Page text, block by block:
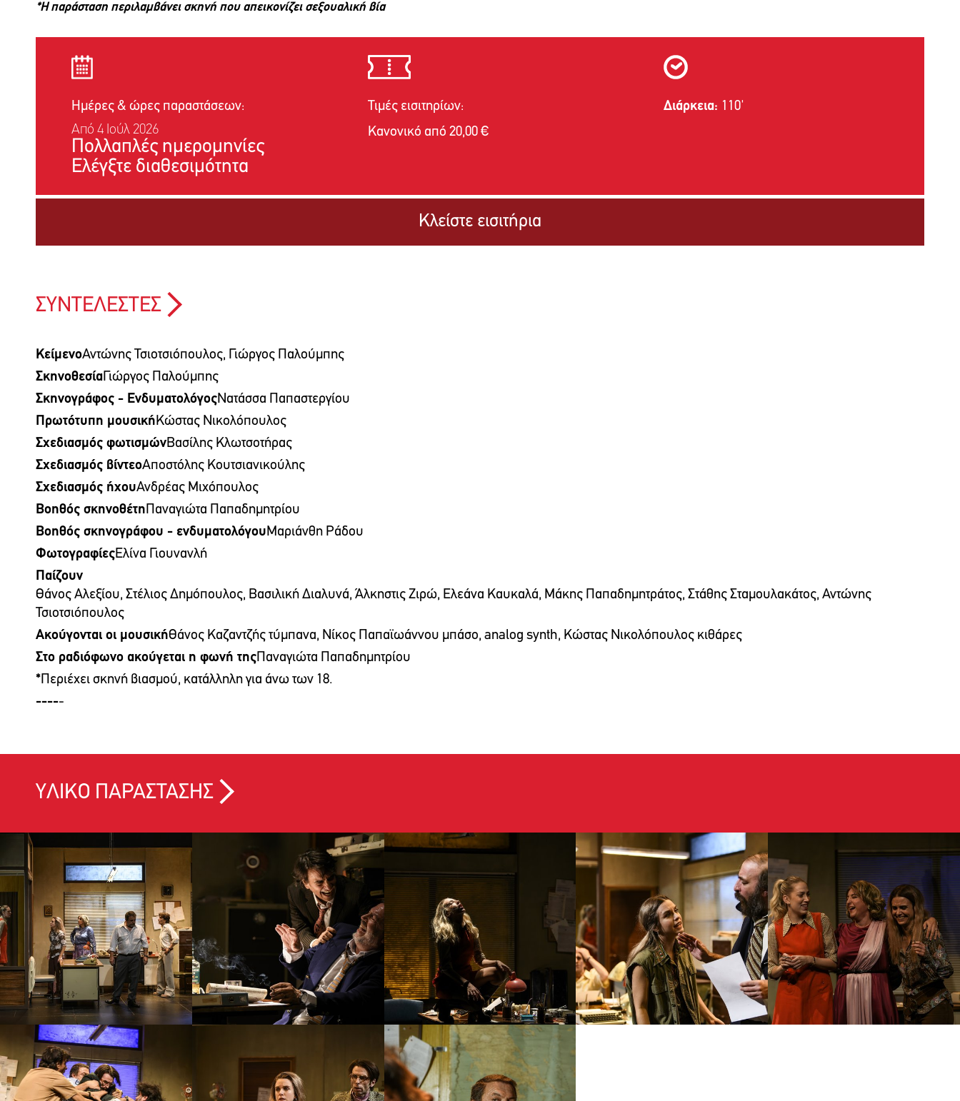
*Η παράσταση περιλαμβάνει σκηνή που απεικονίζει σεξουαλική βία
Ημέρες & ώρες παραστάσεων:
Από 4 Ιούλ 2026
Πολλαπλές ημερομηνίες
Ελέγξτε διαθεσιμότητα
Τιμές εισιτηρίων:
Κανονικό από 20,00 €
Διάρκεια: 110'
Κλείστε εισιτήρια
ΣΥΝΤΕΛΕΣΤΕΣ
ΚείμενοΑντώνης Τσιοτσιόπουλος, Γιώργος Παλούμπης
ΣκηνοθεσίαΓιώργος Παλούμπης
Σκηνογράφος - ΕνδυματολόγοςΝατάσσα Παπαστεργίου
Πρωτότυπη μουσικήΚώστας Νικολόπουλος
Σχεδιασμός φωτισμώνΒασίλης Κλωτσοτήρας
Σχεδιασμός βίντεοΑποστόλης Κουτσιανικούλης
Σχεδιασμός ήχουΑνδρέας Μιχόπουλος
Βοηθός σκηνοθέτηΠαναγιώτα Παπαδημητρίου
Βοηθός σκηνογράφου - ενδυματολόγουΜαριάνθη Ράδου
ΦωτογραφίεςΕλίνα Γιουνανλή
Παίζουν
Θάνος Αλεξίου, Στέλιος Δημόπουλος, Βασιλική Διαλυνά, Άλκηστις Ζιρώ, Ελεάνα Καυκαλά, Μάκης Παπαδημητράτος, Στάθης Σταμουλακάτος, Αντώνης
Τσιοτσιόπουλος
Ακούγονται οι μουσικήΘάνος Καζαντζής τύμπανα, Νίκος Παπαϊωάννου μπάσο, analog synth, Κώστας Νικολόπουλος κιθάρες
Στο ραδιόφωνο ακούγεται η φωνή τηςΠαναγιώτα Παπαδημητρίου
*Περιέχει σκηνή βιασμού, κατάλληλη για άνω των 18.
-----
ΥΛΙΚΟ ΠΑΡΑΣΤΑΣΗΣ